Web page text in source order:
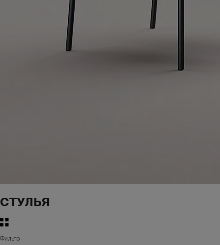
СТУЛЬЯ
Фильтр